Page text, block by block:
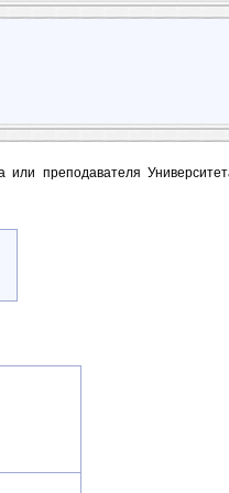
или преподавателя